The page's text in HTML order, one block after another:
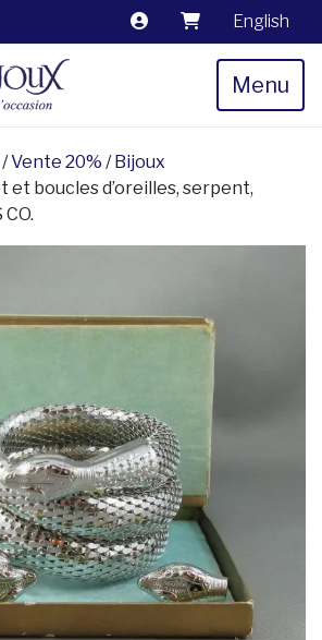
English
Menu
/Vente 20% /Bijoux
et boucles d’oreilles, serpent,